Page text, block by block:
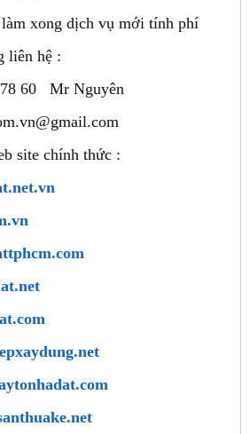
xong dịch vụ mới tính phí
liên hệ :
60 Mr Nguyên
site chính thức :